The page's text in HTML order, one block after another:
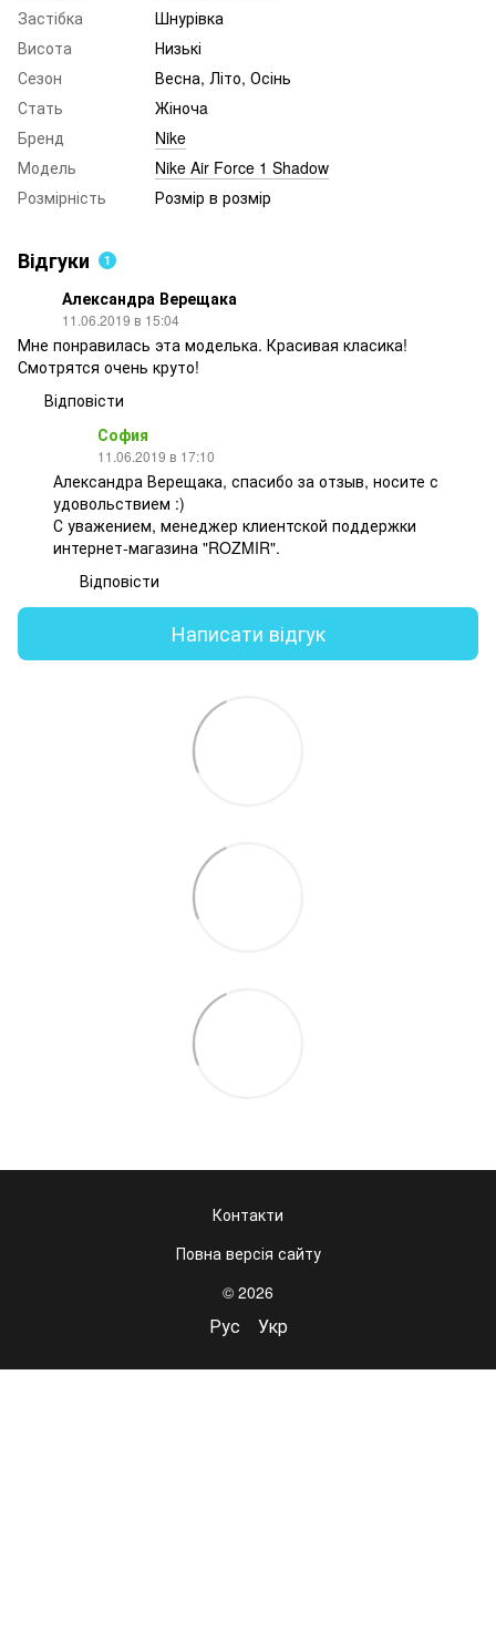
Застібка
Шнурівка
Висота
Низькі
Сезон
Весна, Літо, Осінь
Стать
Жіночa
Бренд
Nike
Модель
Nike Air Force 1 Shadow
Розмірність
Розмір в розмір
Відгуки 1
Александра Верещака
11.06.2019 в 15:04
Мне понравилась эта моделька. Красивая класика!
Смотрятся очень круто!
Відповісти
София
11.06.2019 в 17:10
Александра Верещака, спасибо за отзыв, носите с
удовольствием :)
С уважением, менеджер клиентской поддержки
интернет-магазина "ROZMIR".
Відповісти
Написати відгук
Контакти
Повна версія сайту
© 2026
Рус Укр